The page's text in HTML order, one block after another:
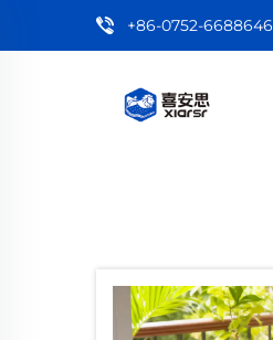
+86-0752-6688646